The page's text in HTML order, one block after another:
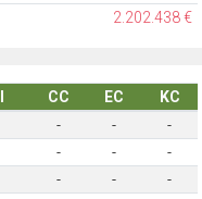
2.202.438 €
CC EC
KC
- -
-
- -
-
- -
-